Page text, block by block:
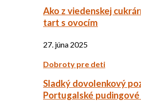
Ako z viedenskej
tart s ovocím
27. júna 2025
Dobroty pre deti
Sladký dovolenkový
Portugalské